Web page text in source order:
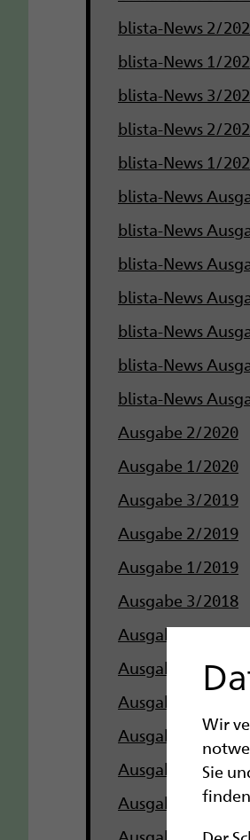
blista-News 2/
blista-News 1/
blista-News 3/
blista-News 2/
blista-News 1/
blista-News
blista-News
blista-News
blista-News
blista-News
blista-News
blista-News
Ausgabe 2/2020
Ausgabe 1/2020
Ausgabe 3/2019
Ausgabe 2/2019
Ausgabe 1/2019
Ausgabe 3/2018
Ausgabe 2/2018
Ausgabe 1/2018
Ausgabe 3/2017
Ausgabe 2/2017
Ausgabe 1/2017
Ausgabe 3/2016
Ausgabe 2/2016
Wir
Sie
finden.